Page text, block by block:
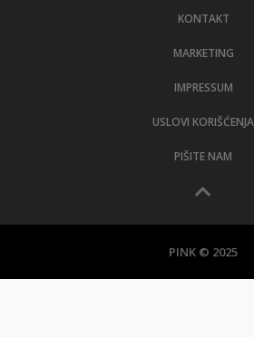
KONTAKT
MARKETING
IMPRESSUM
USLOVI KORIŠĆENJA
PIŠITE NAM
PINK © 2025